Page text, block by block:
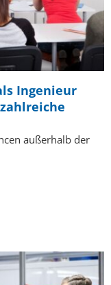
Ingenieur
außerhalb der